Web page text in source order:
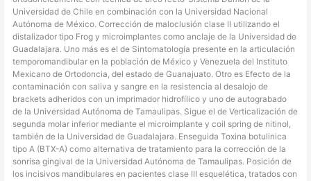
Universidad de Chile en combinación con la Universidad Nacional
Autónoma de México. Corrección de maloclusión clase II utilizando el
distalizador tipo Frog y microimplantes como anclaje de la Universidad de
Guadalajara. Uno más es el de Sintomatología presente en la articulación
temporomandibular en la población de México y Venezuela del Instituto
Mexicano de Ortodoncia, del estado de Guanajuato. Otro es Efecto de la
contaminación con saliva y sangre en la resistencia al desalojo de
brackets adheridos con un imprimador hidrofílico y uno de autograbado
de la Universidad Autónoma de Tamaulipas. Sigue el de Verticalización de
segunda molar inferior mediante el microimplante y coil spring de nitinol,
también de la Universidad de Guadalajara. Enseguida Toxina botulinica
tipo A (BTX-A) como alternativa de tratamiento para la corrección de la
sonrisa gingival de la Universidad Autónoma de Tamaulipas. Posición de
los incisivos mandibulares en pacientes clase III esquelética, tratados con